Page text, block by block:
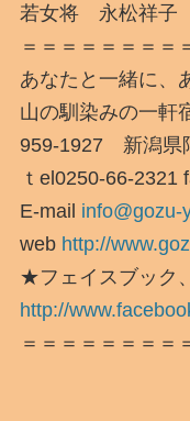
若女将 永松祥子
＝＝＝＝＝＝＝＝
あなたと一緒に、
山の馴染みの一
959-1927 新潟県
ｔel0250-66-2321
E-mail info@gozu-
web http://
★フェイスブック
http://
＝＝＝＝＝＝＝＝